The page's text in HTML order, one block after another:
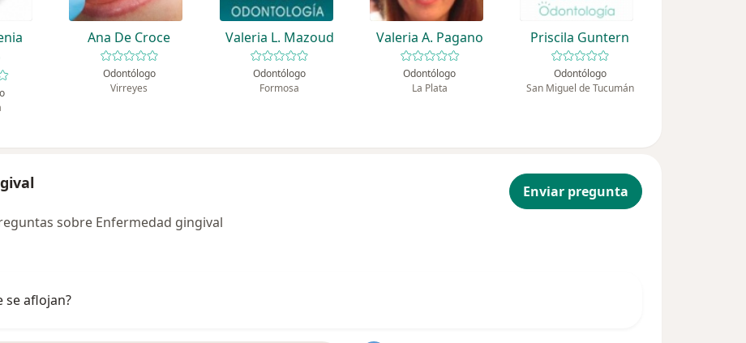
Ana De Croce
Odontólogo
Virreyes
Valeria L. Mazoud
Odontólogo
Formosa
Valeria A. Pagano
Odontólogo
La Plata
Priscila Guntern
Odontólogo
San Miguel de Tucumán
Enviar pregunta
sobre Enfermedad gingival
se aflojan?